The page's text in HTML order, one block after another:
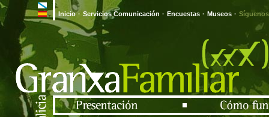
Inicio · Servicios Comunicación · Encuestas · Museos · Síguenos